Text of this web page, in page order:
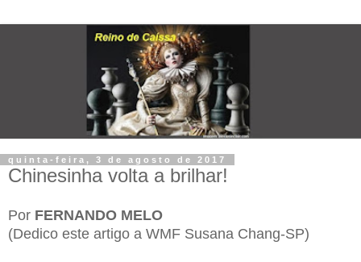
quinta-feira, 3 de agosto de 2017
Chinesinha volta a brilhar!
Por FERNANDO MELO
(Dedico este artigo a WMF Susana Chang-SP)